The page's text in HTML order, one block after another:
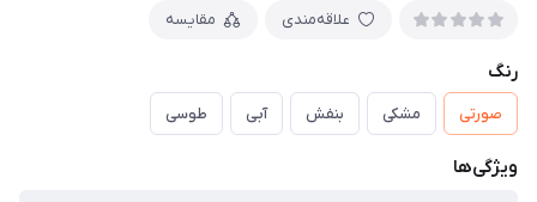
علاقه‌مندی مقایسه
رنگ
صورتی مشکی بنفش آبی طوسی
ویژگی‌ها